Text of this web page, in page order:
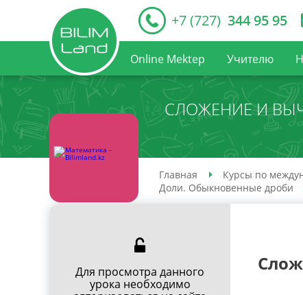
+7 (727) 344 95 95
Online Mektep Учителю
СЛОЖЕНИЕ И
Главная Курсы по
Доли. Обыкновенные дроби
Для просмотра данного
урока необходимо